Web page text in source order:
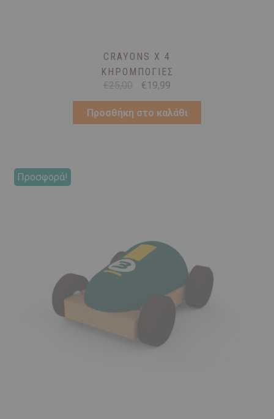
CRAYONS X 4
ΚΗΡΟΜΠΟΓΙΈΣ
€25,00
Original
€25,00.
€ 19,99Η
τιμή
είναι:
Προσθήκη στο καλάθι
Προσφορά!